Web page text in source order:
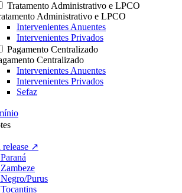
Tratamento Administrativo e LPCO
Administrativo e LPCO
Intervenientes Anuentes
Intervenientes Privados
Pagamento Centralizado
Centralizado
Intervenientes Anuentes
Intervenientes Privados
Sefaz
release ↗
Purus